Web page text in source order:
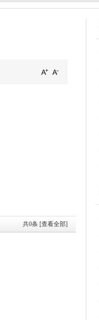
共0条 [查看全部]